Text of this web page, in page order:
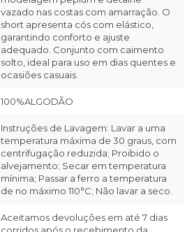
vazado nas costas com amarração. O
short apresenta cós com elástico,
garantindo conforto e ajuste
adequado. Conjunto com caimento
solto, ideal para uso em dias quentes e
ocasiões casuais.
100%ALGODÃO
Instruções de Lavagem: Lavar a uma
temperatura máxima de 30 graus, com
centrifugação reduzida; Proibido o
alvejamento; Secar em temperatura
mínima; Passar a ferro a temperatura
de no máximo 110°C; Não lavar a seco.
Aceitamos devoluções em até 7 dias